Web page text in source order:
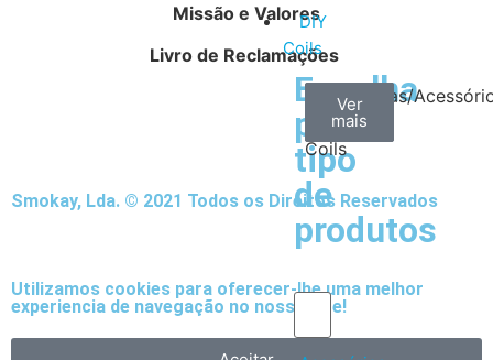
DIY
Coils
Escolha
por
tipo
de
produtos
Arame
Coils
Ver
mais
Algodão
Ver
mais
Ferramentas/
Ver
mais
Missão e Valores
Livro de Reclamações
Smokay, Lda. © 2021 Todos os Direitos Reservados
Utilizamos cookies para oferecer-lhe uma melhor
experiencia de navegação no nosso site!